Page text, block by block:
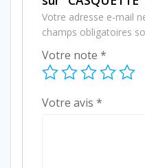
Votre adresse e-mail
champs obligatoires
Votre note *
Votre avis *